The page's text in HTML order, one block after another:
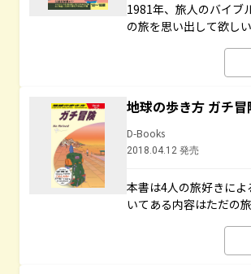
1981年、旅人のバイ
の旅を思い出して欲しい
地球の歩き方 ガチ
D-Books
2018.04.12 発売
本書は4人の旅好きに
いてある内容はただの旅